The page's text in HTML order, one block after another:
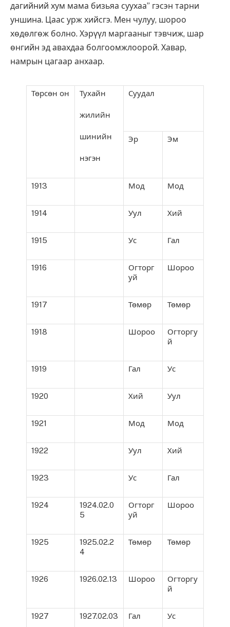
дагийний хум мама бизьяа суухаа” гэсэн тарни
уншина. Цаас урж хийсгэ. Мен чулуу, шороо
хөдөлгөж болно. Хэрүүл маргааныг тэвчиж, шар
өнгийн эд авахдаа болгоомжлоорой. Хавар,
намрын цагаар анхаар.
Төрсөн он Тухайн
жилийн
шинийн
нэгэн
Суудал
Эр Эм
1913 Мод Мод
1914 Уул Хий
1915 Ус Гал
1916
Огторг
уй
Шороо
1917 Төмөр Төмөр
1918 Шороо
Огторгу
й
1919 Гал Ус
1920 Хий Уул
1921 Мод Мод
1922 Уул Хий
1923 Ус Гал
1924
1924.02.0
5
Огторг
уй
Шороо
1925
1925.02.2
4
Төмөр Төмөр
1926 1926.02.13 Шороо
Огторгу
й
1927 1927.02.03 Гал Ус